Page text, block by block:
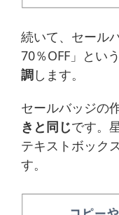
続いて、セール
70％OFF」とい
調 します。
セールバッジの
きと同じです。
テキストボック
す。